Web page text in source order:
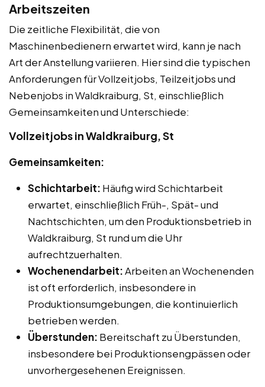
Arbeitszeiten
Die zeitliche Flexibilität, die von
Maschinenbedienern erwartet wird, kann je nach
Art der Anstellung variieren. Hier sind die typischen
Anforderungen für Vollzeitjobs, Teilzeitjobs und
Nebenjobs in Waldkraiburg, St, einschließlich
Gemeinsamkeiten und Unterschiede:
Vollzeitjobs in Waldkraiburg, St
Gemeinsamkeiten:
Schichtarbeit: Häufig wird Schichtarbeit
erwartet, einschließlich Früh-, Spät- und
Nachtschichten, um den Produktionsbetrieb in
Waldkraiburg, St rund um die Uhr
aufrechtzuerhalten.
Wochenendarbeit:Arbeiten an Wochenenden
ist oft erforderlich, insbesondere in
Produktionsumgebungen, die kontinuierlich
betrieben werden.
Überstunden: Bereitschaft zu Überstunden,
insbesondere bei Produktionsengpässen oder
unvorhergesehenen Ereignissen.